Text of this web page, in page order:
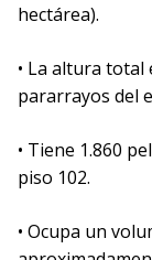
hectárea).
• La altura total
pararrayos del
• Tiene 1.860
piso 102.
• Ocupa un